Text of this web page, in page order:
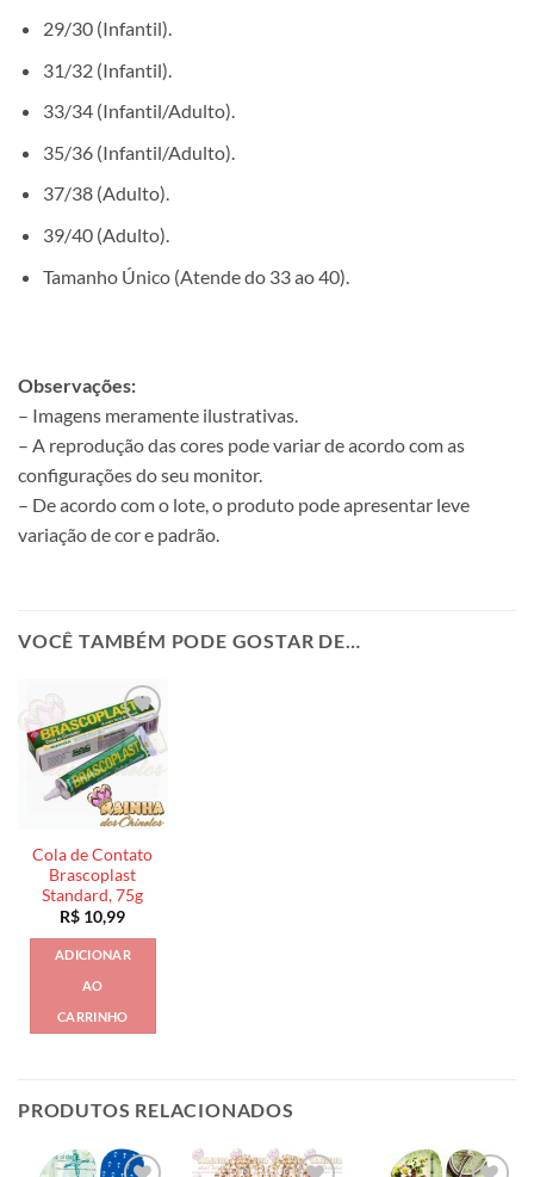
29/30 (Infantil).
31/32 (Infantil).
33/34 (Infantil/Adulto).
35/36 (Infantil/Adulto).
37/38 (Adulto).
39/40 (Adulto).
Tamanho Único (Atende do 33 ao 40).
Observações:
– Imagens meramente ilustrativas.
– A reprodução das cores pode variar de acordo com as
configurações do seu monitor.
– De acordo com o lote, o produto pode apresentar leve
variação de cor e padrão.
VOCÊ TAMBÉM PODE GOSTAR DE…
Cola de Contato
Brascoplast
Standard, 75g
R$ 10,99
ADICIONAR
AO
CARRINHO
PRODUTOS RELACIONADOS